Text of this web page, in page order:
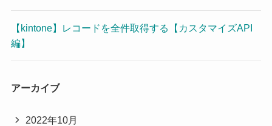
【kintone】レコードを全件取得する【カスタマイズAPI
編】
アーカイブ
2022年10月